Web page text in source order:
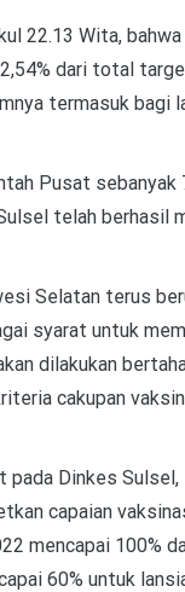
22.13 Wita,
dari total
termasuk bagi
Pusat sebanyak
telah berhasil
Selatan terus
syarat untuk
dilakukan
cakupan
Dinkes
capaian
mencapai 100%
60% untuk